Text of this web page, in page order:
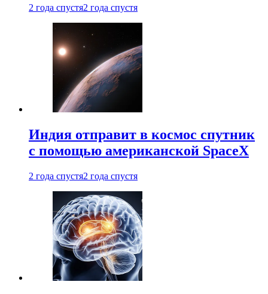
2 года спустя2 года спустя
Индия отправит в космос спутник
с помощью американской SpaceX
2 года спустя2 года спустя